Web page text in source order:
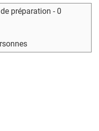
préparation - 0